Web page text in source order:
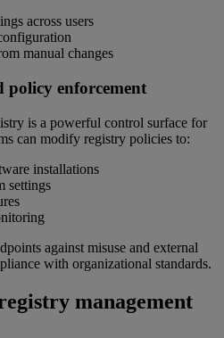
across users
manual changes
policy enforcement
is a powerful control surface for
can modify registry policies to:
installations
settings
against misuse and external
with organizational standards.
management